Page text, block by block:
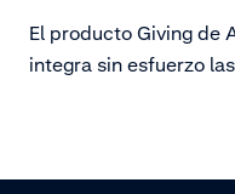
El producto Giving de
integra sin esfuerzo